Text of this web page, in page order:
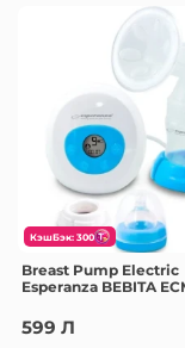
КэшБэк: 300
Breast Pump Electric
Esperanza BEBITA
pressure: 0.32 bar, 2
modes: stimulation
suction, 9 suction
599 Л